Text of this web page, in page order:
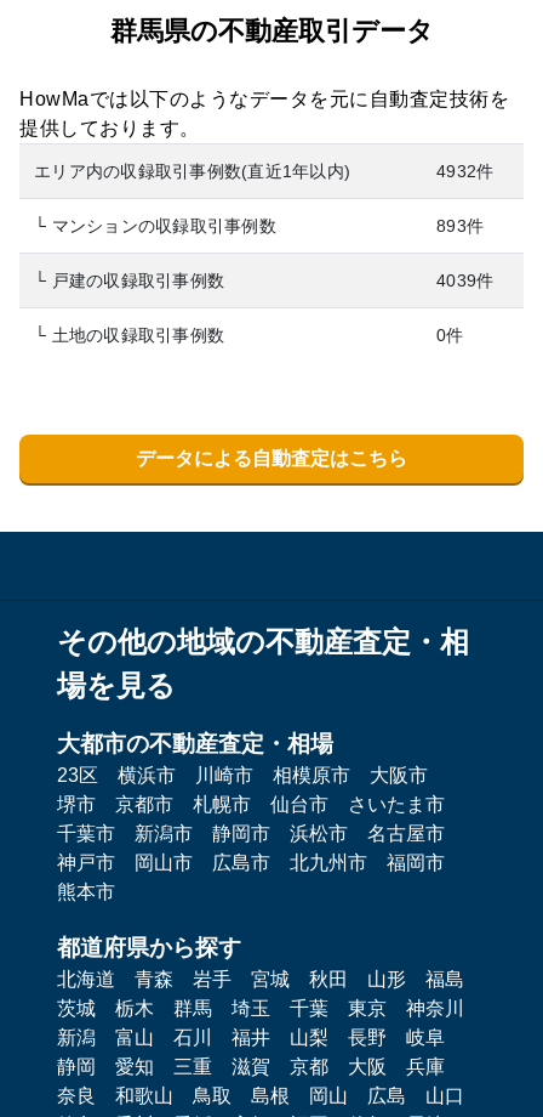
群馬県の不動産取引データ
HowMaでは以下のようなデータを元に自動査定技術を
提供しております。
エリア内の収録取引事例数(直近1年以内) 4932件
└ マンションの収録取引事例数 893件
└ 戸建の収録取引事例数 4039件
└ 土地の収録取引事例数 0件
データによる自動査定はこちら
その他の地域の不動産査定・相
場を見る
大都市の不動産査定・相場
23区 横浜市 川崎市 相模原市
大阪市
堺市
京都市 札幌市 仙台市
さいたま市
千葉市
新潟市 静岡市 浜松市
名古屋市
神戸市
岡山市 広島市 北九州市
福岡市
熊本市
都道府県から探す
北海道 青森 岩手 宮城 秋田 山形
福島
茨城
栃木 群馬 埼玉 千葉 東京
神奈川
新潟
富山 石川 福井 山梨 長野
岐阜
静岡
愛知 三重 滋賀 京都 大阪
兵庫
奈良
和歌山 鳥取 島根 岡山 広島
山口